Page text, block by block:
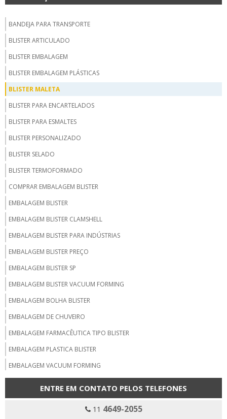
BANDEJA PARA TRANSPORTE
BLISTER ARTICULADO
BLISTER EMBALAGEM
BLISTER EMBALAGEM PLÁSTICAS
BLISTER MALETA
BLISTER PARA ENCARTELADOS
BLISTER PARA ESMALTES
BLISTER PERSONALIZADO
BLISTER SELADO
BLISTER TERMOFORMADO
COMPRAR EMBALAGEM BLISTER
EMBALAGEM BLISTER
EMBALAGEM BLISTER CLAMSHELL
EMBALAGEM BLISTER PARA INDÚSTRIAS
EMBALAGEM BLISTER PREÇO
EMBALAGEM BLISTER SP
EMBALAGEM BLISTER VACUUM FORMING
EMBALAGEM BOLHA BLISTER
EMBALAGEM DE CHUVEIRO
EMBALAGEM FARMACÊUTICA TIPO BLISTER
EMBALAGEM PLASTICA BLISTER
EMBALAGEM VACUUM FORMING
EMPRESA DE VACUUM FORMING SP
EMPRESA EMBALAGEM BLISTER CLAMSHELL
ENTRE EM CONTATO PELOS TELEFONES
11 4649-2055